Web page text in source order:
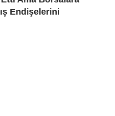
Endişelerini